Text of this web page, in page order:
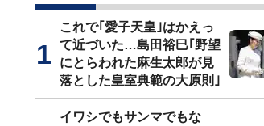
これで｢愛子天皇｣はかえっ
て近づいた…島田裕巳｢野望
にとらわれた麻生太郎が見
落とした皇室典範の大原則｣
イワシでもサンマでもな